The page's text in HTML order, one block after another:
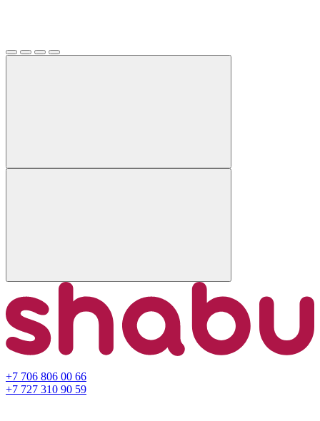
+7 706 806 00 66
+7 727 310 90 59